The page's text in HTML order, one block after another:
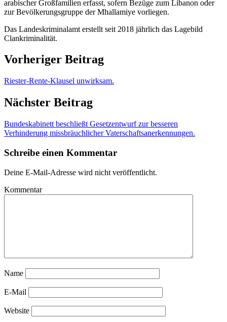
arabischer Großfamilien erfasst, sofern Bezüge zum Libanon oder
zur Bevölkerungsgruppe der Mhallamiye vorliegen.
Das Landeskriminalamt erstellt seit 2018 jährlich das Lagebild
Clankriminalität.
Vorheriger Beitrag
Riester-Rente-Klausel unwirksam.
Nächster Beitrag
Bundeskabinett beschließt Gesetzentwurf zur besseren
Verhinderung missbräuchlicher Vaterschaftsanerkennungen.
Schreibe einen Kommentar
Deine E-Mail-Adresse wird nicht veröffentlicht.
Kommentar
Name
E-Mail
Website